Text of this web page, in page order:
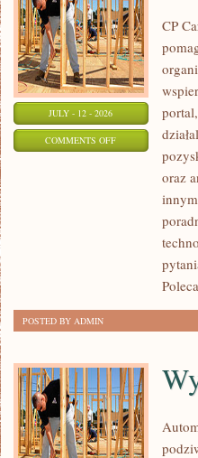
JULY - 12 - 2026
COMMENTS OFFON
PUBLICZNE
CP
oraz
POSTED BY ADMIN